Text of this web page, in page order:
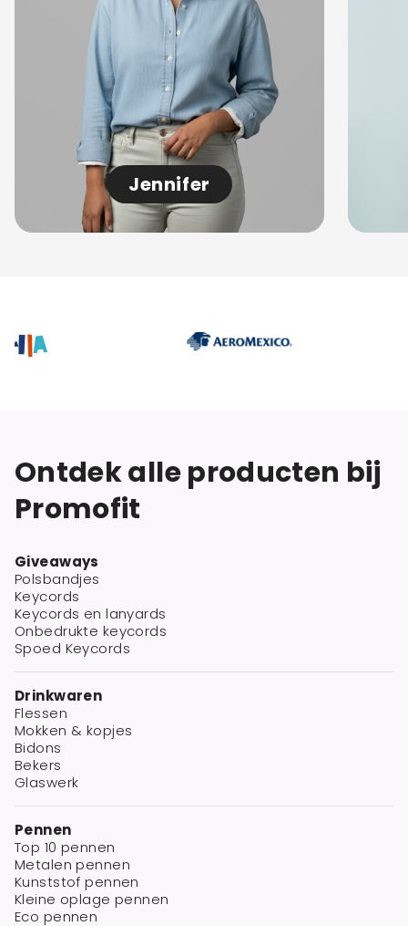
Jennifer
Ontdek alle producten bij
Promofit
Giveaways
Polsbandjes
Keycords
Keycords en lanyards
Onbedrukte keycords
Spoed Keycords
Drinkwaren
Flessen
Mokken & kopjes
Bidons
Bekers
Glaswerk
Pennen
Top 10 pennen
Metalen pennen
Kunststof pennen
Kleine oplage pennen
Eco pennen